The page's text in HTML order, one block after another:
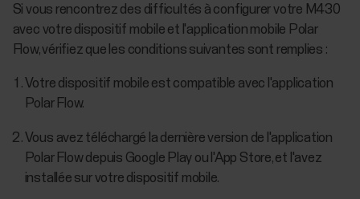
Si vous rencontrez des difficultés à configurer votre M430
avec votre dispositif mobile et l'application mobile Polar
Flow, vérifiez que les conditions suivantes sont remplies :
Votre dispositif mobile est compatible avec l'application
Polar Flow.
Vous avez téléchargé la dernière version de l'application
Polar Flow depuis Google Play ou l'App Store, et l'avez
installée sur votre dispositif mobile.